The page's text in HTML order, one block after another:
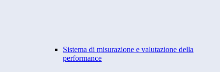
Sistema di misurazione e valutazione della
performance